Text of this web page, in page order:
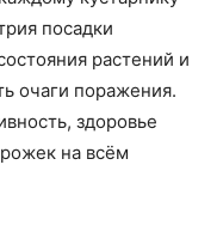
посадки
растений и
очаги поражения.
здоровье
на всём